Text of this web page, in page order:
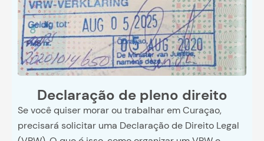
Declaração de pleno direito
Se você quiser morar ou trabalhar em Curaçao,
precisará solicitar uma Declaração de Direito Legal